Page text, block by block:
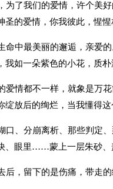
为了我们的爱情，许个美
圣的爱情，你我彼此，惺
命中最美丽的邂逅，亲爱
我如一朵紫色的小花，质
爱情都不一样，就象是万
绽放后的绚烂，当我懂得这
口、分崩离析、那些判定
、眼里……蒙上一层朱砂、
后，留下的是伤痛，带走的